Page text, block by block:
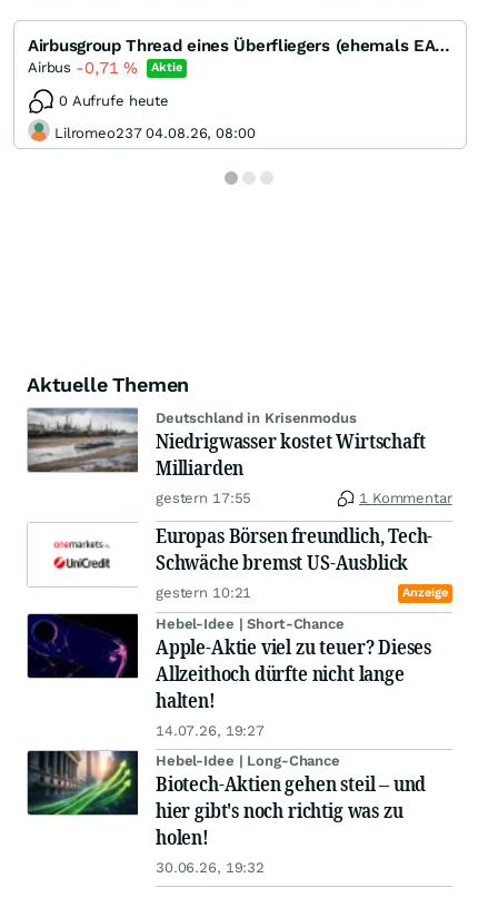
Airbusgroup Thread eines Überfliegers (ehemals EADS)
Airbus -0,71% Aktie
0 Aufrufe heute
Lilromeo237 04.08.26, 08:00
Aktuelle Themen
Deutschland in Krisenmodus
Niedrigwasser kostet Wirtschaft
Milliarden
gestern 17:55 1 Kommentar
Europas Börsen freundlich, Tech-
Schwäche bremst US-Ausblick
gestern 10:21 Anzeige
Hebel-Idee | Short-Chance
Apple-Aktie viel zu teuer? Dieses
Allzeithoch dürfte nicht lange
halten!
14.07.26, 19:27
Hebel-Idee | Long-Chance
Biotech-Aktien gehen steil – und
hier gibt's noch richtig was zu
holen!
30.06.26, 19:32